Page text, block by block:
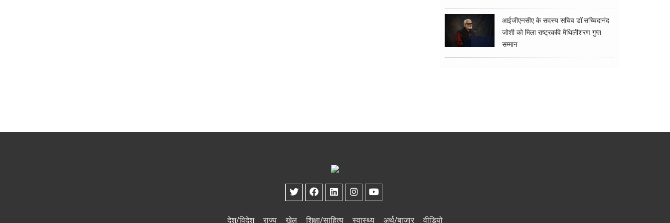
आईजीएनसीए के सदस्य सचिव डॉ.सच्चिदानंद
जोशी को मिला राष्ट्रकवि मैथिलीशरण गुप्त
सम्मान
देश/विदेश राज्य खेल शिक्षा/साहित्य स्वास्थ्य अर्थ/बाजार वीडियो